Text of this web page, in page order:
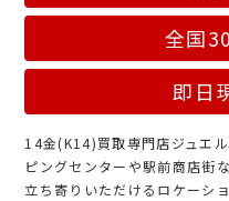
全国
即日
14金(K14)買取専門店ジュエ
ピングセンターや駅前商店街
立ち寄りいただけるロケーシ